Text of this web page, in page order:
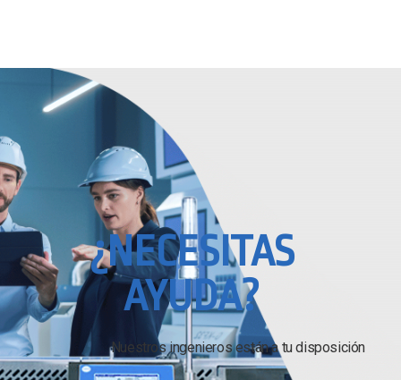
¿NECESITAS
AYUDA?
Nuestros ingenieros están a tu disposición